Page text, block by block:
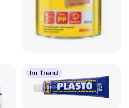
Alleskleber, Farbe: Schwarz
€ 8,06
8 Shops
Im Trend